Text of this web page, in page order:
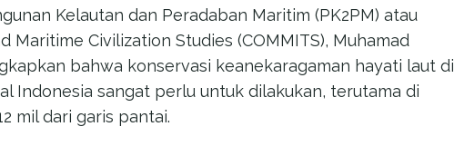
Kelautan dan Peradaban Maritim (PK2PM) atau
Civilization Studies (COMMITS), Muhamad
bahwa konservasi keanekaragaman hayati laut di
Indonesia sangat perlu untuk dilakukan, terutama di
mil dari garis pantai.